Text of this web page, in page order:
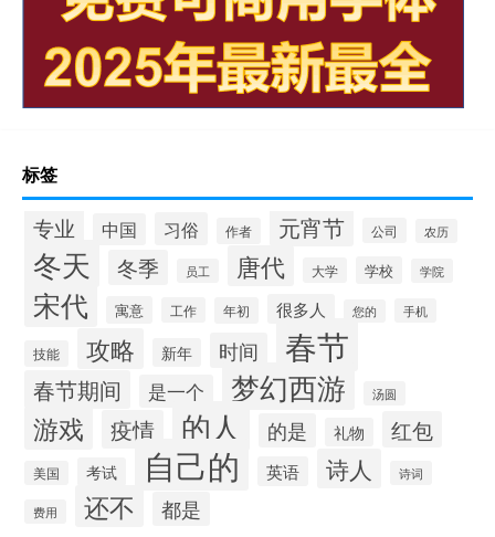
标签
专业 中国 习俗 作者 元宵节 公司 农历
冬天 冬季 员工 唐代 大学 学校 学院
宋代 寓意 工作 年初 很多人 您的 手机
技能 攻略 新年 时间 春节
春节期间 是一个 梦幻西游 汤圆
游戏 疫情 的人 的是 礼物 红包
美国 考试 自己的 英语 诗人 诗词
费用 还不 都是